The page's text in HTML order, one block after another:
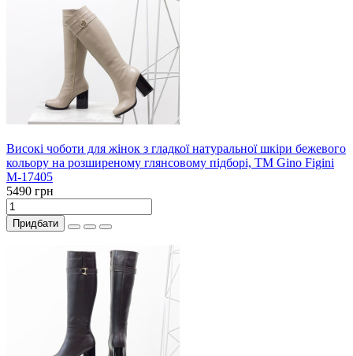
Високі чоботи для жінок з гладкої натуральної шкіри бежевого
кольору на розширеному глянсовому підборі, ТМ Gino Figini
М-17405
5490 грн
Придбати